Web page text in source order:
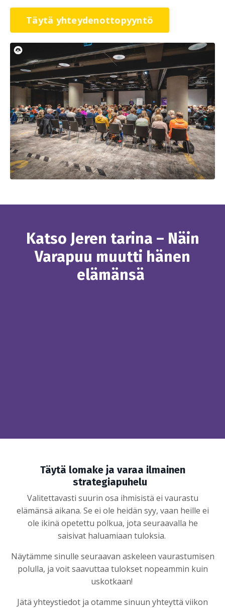
Täytä yhteydenottopyyntö
Katso Jeren tarina – Näin
Varapuu muutti hänen
elämänsä
Täytä lomake ja varaa ilmainen
strategiapuhelu
Valitettavasti suurin osa ihmisistä ei vaurastu
elämänsä aikana. Se ei ole heidän syy, vaan heille ei
ole ikinä opetettu polkua, jota seuraavalla he
saisivat haluamiaan tuloksia.
Näytämme sinulle seuraavan askeleen vaurastumisen
polulla, ja voit saavuttaa tulokset nopeammin kuin
uskotkaan!
Jätä yhteystiedot ja otamme sinuun yhteyttä viikon